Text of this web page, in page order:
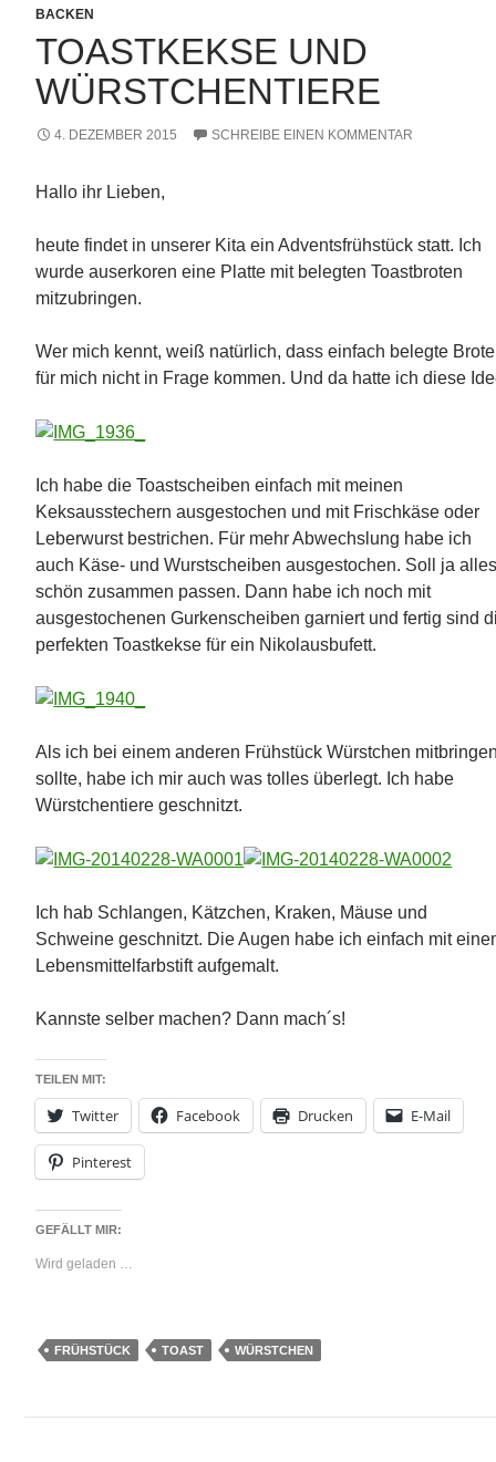
BACKEN
TOASTKEKSE UND
WÜRSTCHENTIERE
4. DEZEMBER 2015 SCHREIBE EINEN KOMMENTAR
Hallo ihr Lieben,
heute findet in unserer Kita ein Adventsfrühstück statt. Ich
wurde auserkoren eine Platte mit belegten Toastbroten
mitzubringen.
Wer mich kennt, weiß natürlich, dass einfach belegte Brote
für mich nicht in Frage kommen. Und da hatte ich diese
Ich habe die Toastscheiben einfach mit meinen
Keksausstechern ausgestochen und mit Frischkäse oder
Leberwurst bestrichen. Für mehr Abwechslung habe ich
auch Käse- und Wurstscheiben ausgestochen. Soll ja
schön zusammen passen. Dann habe ich noch mit
ausgestochenen Gurkenscheiben garniert und fertig sind
perfekten Toastkekse für ein Nikolausbufett.
Als ich bei einem anderen Frühstück Würstchen
sollte, habe ich mir auch was tolles überlegt. Ich habe
Würstchentiere geschnitzt.
Ich hab Schlangen, Kätzchen, Kraken, Mäuse und
Schweine geschnitzt. Die Augen habe ich einfach mit
Lebensmittelfarbstift aufgemalt.
Kannste selber machen? Dann mach´s!
TEILEN MIT:
Twitter Facebook Drucken E-Mail
Pinterest
GEFÄLLT MIR:
Wird geladen …
FRÜHSTÜCK TOAST WÜRSTCHEN